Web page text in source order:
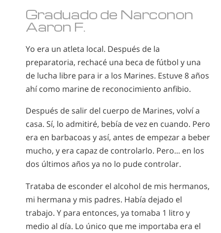
Graduado de Narconon
Aaron F.
Yo era un atleta local. Después de la
preparatoria, rechacé una beca de fútbol y una
de lucha libre para ir a los Marines. Estuve 8 años
ahí como marine de reconocimiento anfibio.
Después de salir del cuerpo de Marines, volví a
casa. Sí, lo admitiré, bebía de vez en cuando. Pero
era en barbacoas y así, antes de empezar a beber
mucho, y era capaz de controlarlo. Pero... en los
dos últimos años ya no lo pude controlar.
Trataba de esconder el alcohol de mis hermanos,
mi hermana y mis padres. Había dejado el
trabajo. Y para entonces, ya tomaba 1 litro y
medio al día. Lo único que me importaba era el